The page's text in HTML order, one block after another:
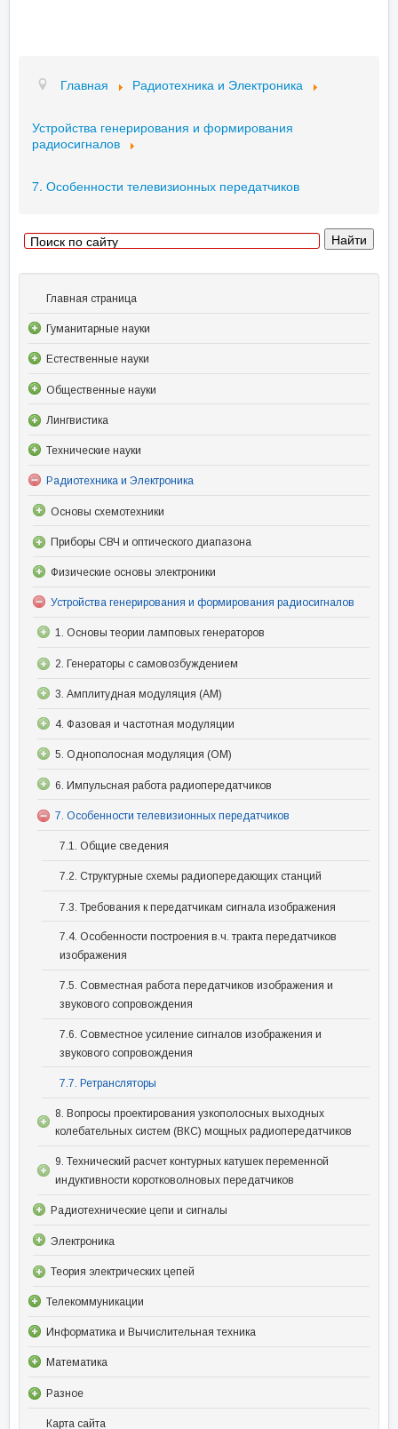
Главная Радиотехника и Электроника
Устройства генерирования и формирования
радиосигналов
7. Особенности телевизионных передатчиков
Главная страница
Гуманитарные науки
Естественные науки
Общественные науки
Лингвистика
Технические науки
Радиотехника и Электроника
Основы схемотехники
Приборы СВЧ и оптического диапазона
Физические основы электроники
Устройства генерирования и формирования радиосигналов
1. Основы теории ламповых генераторов
2. Генераторы с самовозбуждением
3. Амплитудная модуляция (АМ)
4. Фазовая и частотная модуляции
5. Однополосная модуляция (ОМ)
6. Импульсная работа радиопередатчиков
7. Особенности телевизионных передатчиков
7.1. Общие сведения
7.2. Структурные схемы радиопередающих станций
7.3. Требования к передатчикам сигнала изображения
7.4. Особенности построения в.ч. тракта передатчиков
изображения
7.5. Совместная работа передатчиков изображения и
звукового сопровождения
7.6. Совместное усиление сигналов изображения и
звукового сопровождения
7.7. Ретрансляторы
8. Вопросы проектирования узкополосных выходных
колебательных систем (ВКС) мощных радиопередатчиков
9. Технический расчет контурных катушек переменной
индуктивности коротковолновых передатчиков
Радиотехнические цепи и сигналы
Электроника
Теория электрических цепей
Телекоммуникации
Информатика и Вычислительная техника
Математика
Разное
Карта сайта